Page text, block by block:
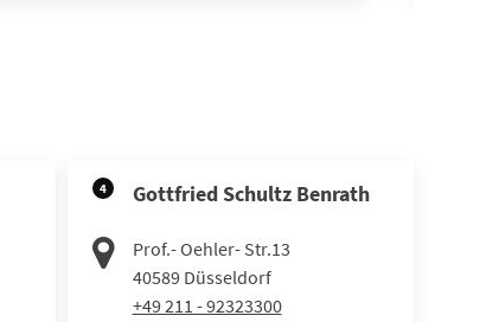
4 Gottfried Schultz Benrath
Prof.- Oehler- Str.13
40589 Düsseldorf
+49 211 - 92323300